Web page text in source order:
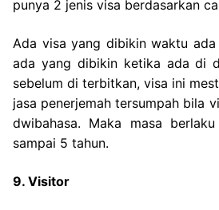
punya 2 jenis visa berdasarkan
Ada visa yang dibikin waktu
ada yang dibikin ketika ada di
sebelum di terbitkan, visa ini
jasa penerjemah tersumpah bila
dwibahasa. Maka masa
sampai 5 tahun.
9. Visitor